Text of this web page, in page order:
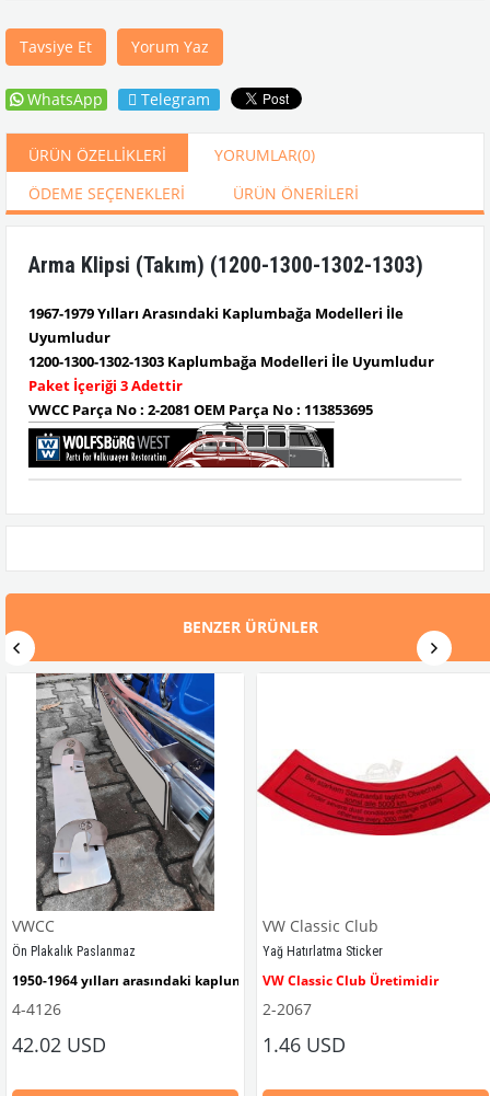
Tavsiye Et Yorum Yaz
WhatsApp Telegram
ÜRÜN ÖZELLIKLERI YORUMLAR(0)
ÖDEME SEÇENEKLERI
ÜRÜN ÖNERILERI
Arma Klipsi (Takım) (1200-1300-1302-1303)
1967-1979 Yılları Arasındaki Kaplumbağa Modelleri İle
Uyumludur
1200-1300-1302-1303 Kaplumbağa Modelleri İle Uyumludur
Paket İçeriği 3 Adettir
VWCC Parça No : 2-2081 OEM Parça No : 113853695
BENZER ÜRÜNLER
VWCC
Ön Plakalık Paslanmaz
1950-1964 yılları arasındaki kaplumbağa modelleri ile uyumludur.
4-4126
42.02 USD
VW Classic Club
Yağ Hatırlatma Sticker
VW Classic Club Üretimidir
2-2067
1.46 USD